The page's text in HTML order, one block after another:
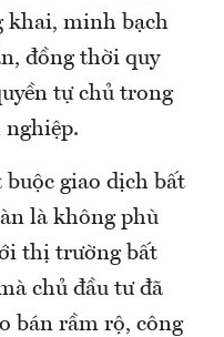
khai, minh bạch
đồng thời quy
tự chủ trong
nghiệp.
giao dịch bất
là không phù
thị trường bất
chủ đầu tư đã
bán rầm rộ, công